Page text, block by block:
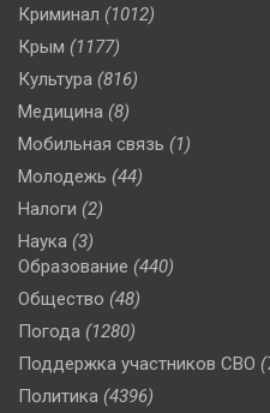
Криминал (1012)
Крым (1177)
Культура (816)
Медицина (8)
Мобильная связь (1)
Молодежь (44)
Налоги (2)
Наука (3)
Образование (440)
Общество (48)
Погода (1280)
Поддержка участников СВО
Политика (4396)